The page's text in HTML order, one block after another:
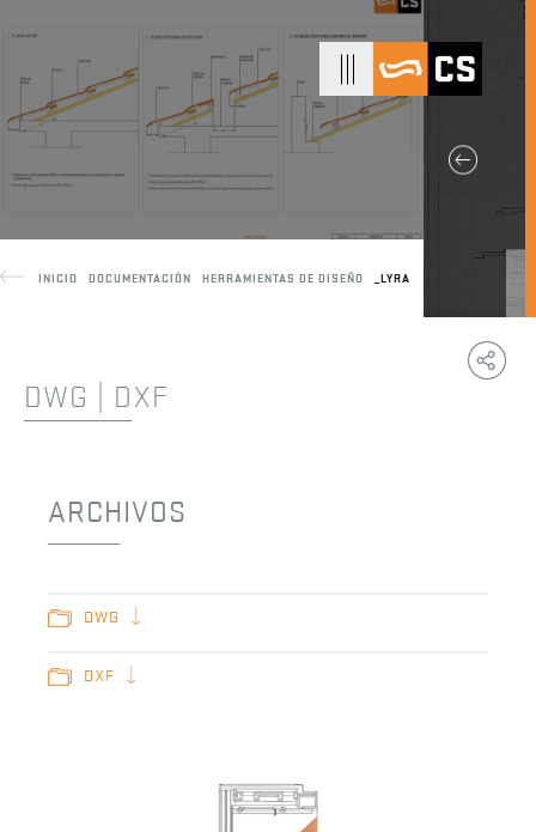
INICIO DOCUMENTACIÓN HERRAMIENTAS DE DISEÑO _LYRA
Copy
Link
DWG | DXF
ARCHIVOS
DWG
DXF